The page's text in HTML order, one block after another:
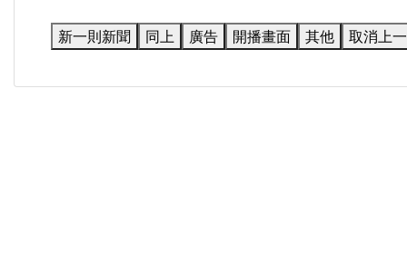
新一則新聞 同上 廣告 開播畫面 其他 取消上